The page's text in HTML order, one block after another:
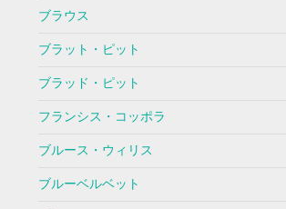
ブラウス
ブラット・ピット
ブラッド・ピット
フランシス・コッポラ
ブルース・ウィリス
ブルーベルベット